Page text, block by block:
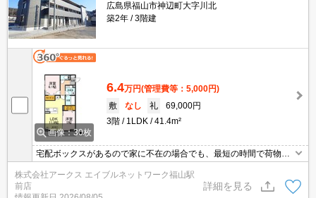
広島県福山市神辺町大字川北
築2年
3階建
画像：30枚
6.4万円(管理費等：5,000円)
敷
なし 礼
69,000円
3階
1LDK 41.4m²
宅配ボックスがあるので家に不在の場合でも、最短の時間で荷物を
ので、広々と空間を利用することも可能です。インターホン越しに
来訪者を確認できるので、トラブルを事前に回避しやすくなりま
株式会社アークス エイブルネットワーク福山駅
前店
詳細を見る